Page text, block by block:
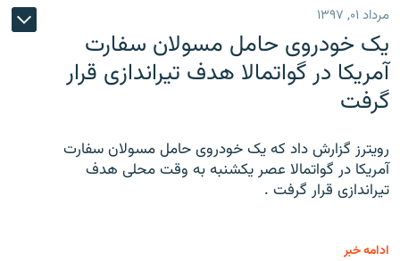
مرداد ۰۱, ۱۳۹۷
یک خودروی حامل مسولان سفارت
آمریکا در گواتمالا هدف تیراندازی قرار
گرفت
رویترز گزارش داد که یک خودروی حامل مسولان سفارت
آمریکا در گواتمالا عصر یکشنبه به وقت محلی هدف
تیراندازی قرار گرفت .
ادامه خبر